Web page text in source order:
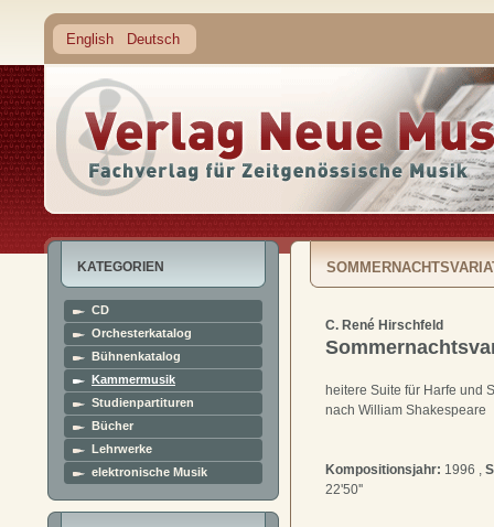
English Deutsch
KATEGORIEN
CD
Orchesterkatalog
Bühnenkatalog
Kammermusik
Studienpartituren
Bücher
Lehrwerke
elektronische Musik
C. René Hirschfeld
heitere Suite für Harfe und
nach William Shakespeare
Kompositionsjahr: 1996 ,
22'50''